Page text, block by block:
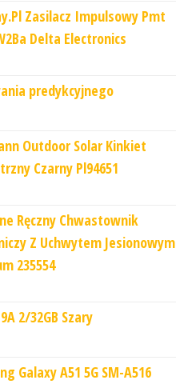
Zasilacz Impulsowy Pmt
Delta Electronics
predykcyjnego
Outdoor Solar Kinkiet
Czarny Pl94651
Ręczny Chwastownik
Z Uchwytem Jesionowym
235554
2/32GB Szary
Galaxy A51 5G SM-A516